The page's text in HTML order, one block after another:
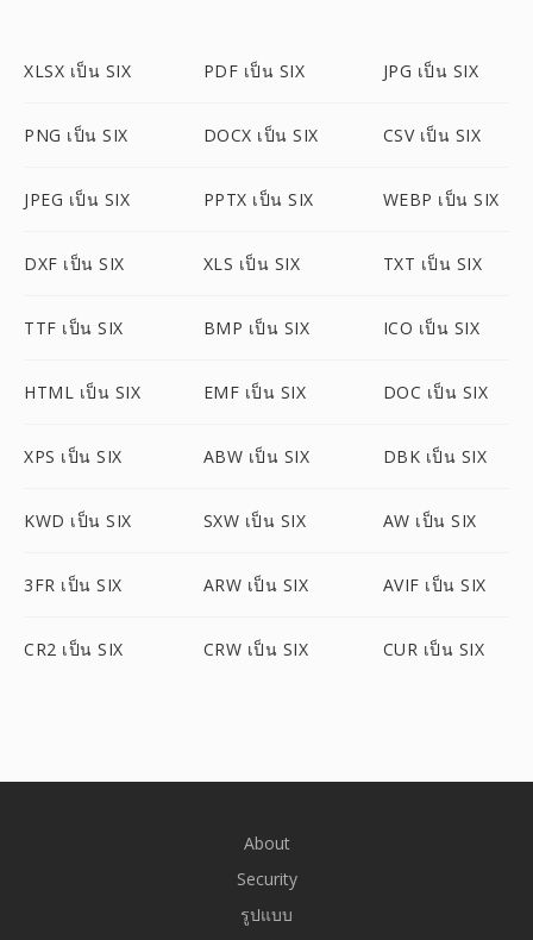
XLSX เป็น SIX PDF เป็น SIX JPG เป็น SIX
PNG เป็น SIX DOCX เป็น SIX CSV เป็น SIX
JPEG เป็น SIX PPTX เป็น SIX WEBP เป็น SIX
DXF เป็น SIX XLS เป็น SIX TXT เป็น SIX
TTF เป็น SIX BMP เป็น SIX ICO เป็น SIX
HTML เป็น SIX EMF เป็น SIX DOC เป็น SIX
XPS เป็น SIX ABW เป็น SIX DBK เป็น SIX
KWD เป็น SIX SXW เป็น SIX AW เป็น SIX
3FR เป็น SIX ARW เป็น SIX AVIF เป็น SIX
CR2 เป็น SIX CRW เป็น SIX CUR เป็น SIX
About
Security
รูปแบบ